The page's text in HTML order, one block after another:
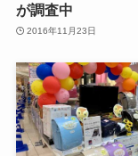
が調査中
2016年11月23日